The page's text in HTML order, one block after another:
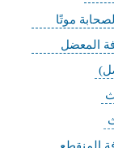
موتًا
المعضل